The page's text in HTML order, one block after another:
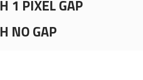
1 PIXEL GAP
NO GAP